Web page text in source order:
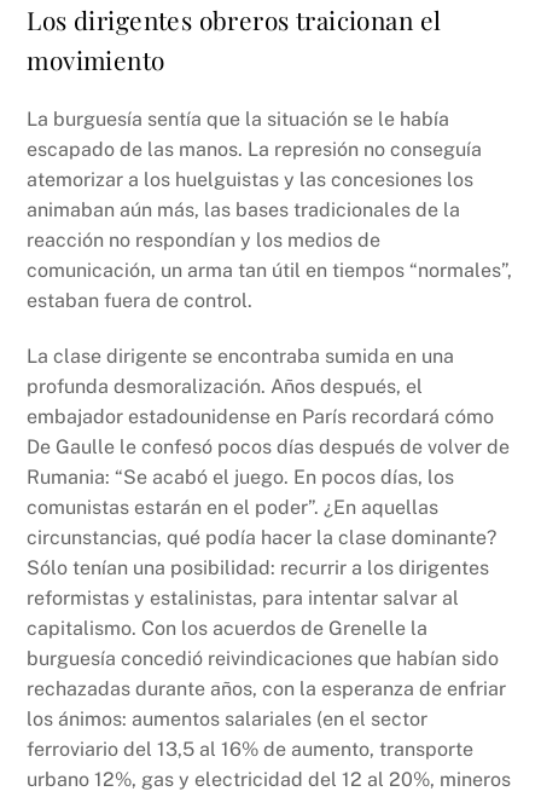
Los dirigentes obreros traicionan el
movimiento
La burguesía sentía que la situación se le había
escapado de las manos. La represión no conseguía
atemorizar a los huelguistas y las concesiones los
animaban aún más, las bases tradicionales de la
reacción no respondían y los medios de
comunicación, un arma tan útil en tiempos “normales”,
estaban fuera de control.
La clase dirigente se encontraba sumida en una
profunda desmoralización. Años después, el
embajador estadounidense en París recordará cómo
De Gaulle le confesó pocos días después de volver de
Rumania: “Se acabó el juego. En pocos días, los
comunistas estarán en el poder”. ¿En aquellas
circunstancias, qué podía hacer la clase dominante?
Sólo tenían una posibilidad: recurrir a los dirigentes
reformistas y estalinistas, para intentar salvar al
capitalismo. Con los acuerdos de Grenelle la
burguesía concedió reivindicaciones que habían sido
rechazadas durante años, con la esperanza de enfriar
los ánimos: aumentos salariales (en el sector
ferroviario del 13,5 al 16% de aumento, transporte
urbano 12%, gas y electricidad del 12 al 20%, mineros